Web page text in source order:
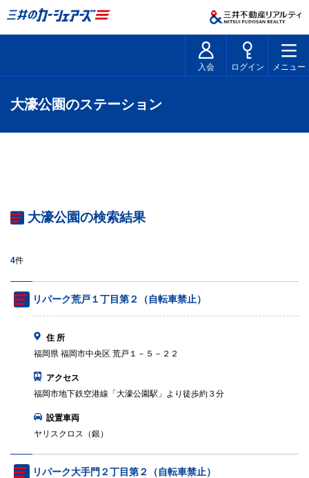
入会 ログイン メニュー
大濠公園のステーション
大濠公園の検索結果
4件
リパーク荒戸１丁目第２（自転車禁止）
住 所
福岡県 福岡市中央区 荒戸１－５－２２
アクセス
福岡市地下鉄空港線「大濠公園駅」より徒歩約３分
設置車両
ヤリスクロス（銀）
リパーク大手門２丁目第２（自転車禁止）